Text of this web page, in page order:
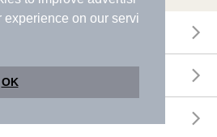
experience on our servi
OK
ス